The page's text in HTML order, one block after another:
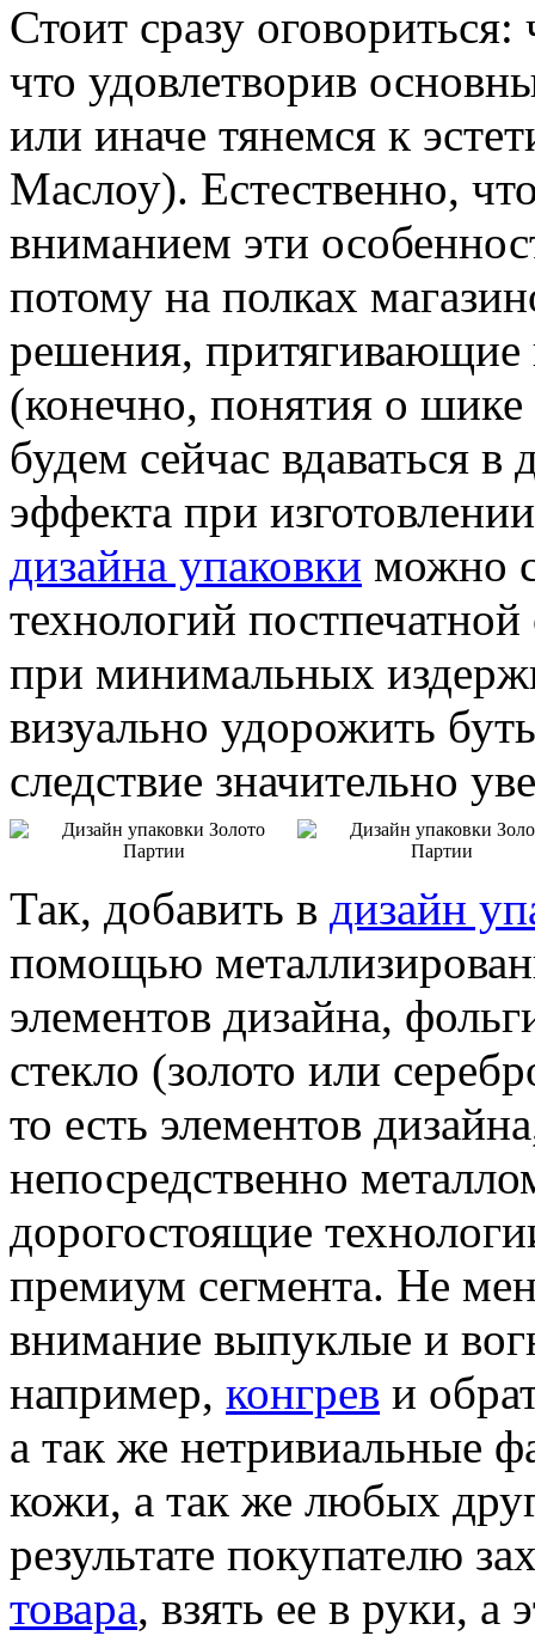
Стоит сразу оговориться:
что удовлетворив
или иначе тянемся к
Маслоу). Естественно,
вниманием эти
потому на полках
решения, притягивающие
(конечно, понятия о
будем сейчас вдаваться
эффекта при
дизайна упаковки можно
технологий
при минимальных
визуально удорожить
следствие значительно
Так, добавить в дизайн
помощью
элементов дизайна,
стекло (золото или
то есть элементов
непосредственно
дорогостоящие
премиум сегмента. Не
внимание выпуклые и
например, конгрев и
а так же нетривиальные
кожи, а так же любых
результате покупателю
товара, взять ее в руки, а